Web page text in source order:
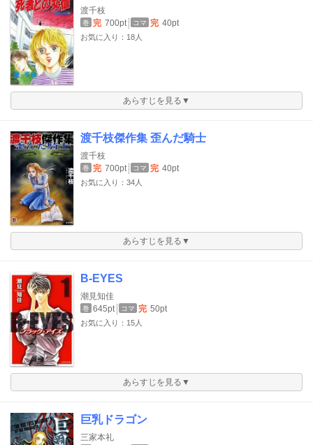
渡千枝
巻 完 700pt コマ 完 40pt
お気に入り：18人
あらすじを見る▼
渡千枝傑作集 歪んだ騎士
渡千枝
巻 完 700pt コマ 完 40pt
お気に入り：34人
あらすじを見る▼
B-EYES
潮見知佳
巻 645pt コマ 完 50pt
お気に入り：15人
あらすじを見る▼
巨乳ドラゴン
三家本礼